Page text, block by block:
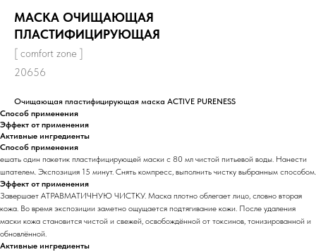
МАСКА ОЧИЩАЮЩАЯ
ПЛАСТИФИЦИРУЮЩАЯ
[ comfort zone ]
20656
Очищающая пластифицирующая маска ACTIVE PURENESS
Способ применения
Эффект от применения
Активные ингредиенты
Способ применения
ешать один пакетик пластифицирующей маски с 80 мл чистой питьевой воды. Нанести
шпателем. Экспозиция 15 минут. Снять компресс, выполнить чистку выбранным способом.
Эффект от применения
Завершает АТРАВМАТИЧНУЮ ЧИСТКУ. Маска плотно облегает лицо, словно вторая
кожа. Во время экспозиции заметно ощущается подтягивание кожи. После удаления
маски кожа становится чистой и свежей, освобождённой от токсинов, тонизированной и
обновлённой.
Активные ингредиенты